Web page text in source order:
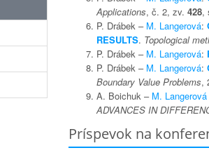
Applications, č. 2, zv. 428,
P. Drábek – M. Langerová:
RESULTS. Topological
P. Drábek – M. Langerová:
P. Drábek – M. Langerová:
Boundary Value Problems,
A. Boichuk – M. Langerová
ADVANCES IN
Príspevok na